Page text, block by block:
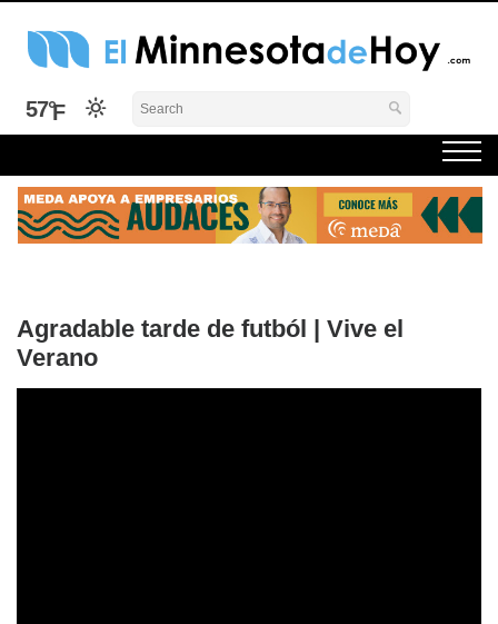
Skip
El Minnesota de Hoy Noticias
Latino Noticias Minnesota News
57°
Agradable tarde de futból | Vive el
Verano